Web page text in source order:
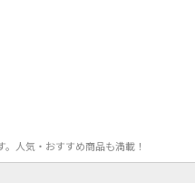
人気・おすすめ商品も満載！